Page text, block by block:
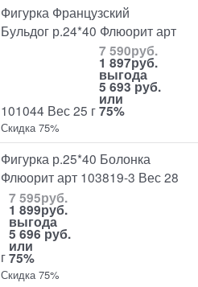
Фигурка Французский
Бульдог р.24*40 Флюорит арт
101044 Вес 25 г
7 590руб.
1 897руб.
выгода
5 693 руб.
или
75%
Скидка 75%
Фигурка р.25*40 Болонка
Флюорит арт 103819-3 Вес 28
г
7 595руб.
1 899руб.
выгода
5 696 руб.
или
75%
Скидка 75%